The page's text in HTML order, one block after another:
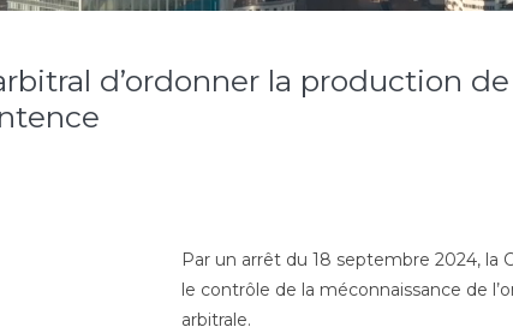
d’ordonner la production
Par un arrêt du 18 septembre 2024, la
le contrôle de la méconnaissance de
arbitrale.